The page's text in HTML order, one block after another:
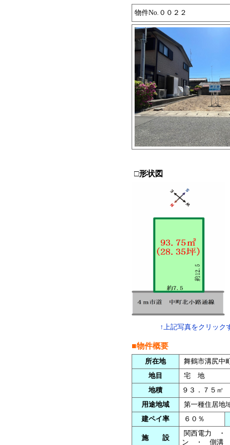
物件No.００２２
□形状図
↑上記写真をクリック
■物件概要
所在地
舞鶴市溝尻中
地目
宅 地
地積
９３．７５㎡
用途地域
第一種住居地
建ペイ率
６０％
施 設
関西電力
ン ・ 側溝